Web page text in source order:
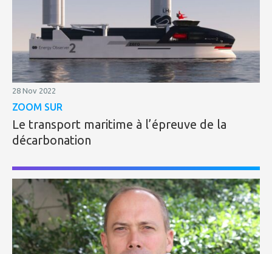
28 Nov 2022
ZOOM SUR
Le transport maritime à l’épreuve de la
décarbonation